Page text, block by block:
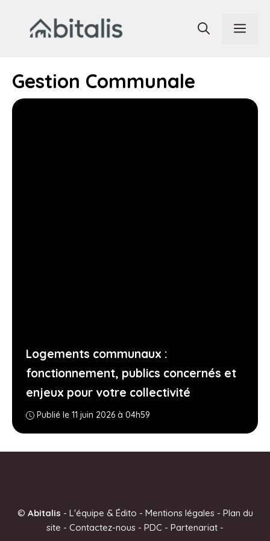
contenu
Gestion Communale
Logements communaux :
fonctionnement, publics concernés et
enjeux pour votre collectivité
Publié le 11 juin 2026 à 04h59
© Abitalis - L'équipe & Édito - Mentions légales- Plan du
site - Contactez-nous - PDC - Partenariat -